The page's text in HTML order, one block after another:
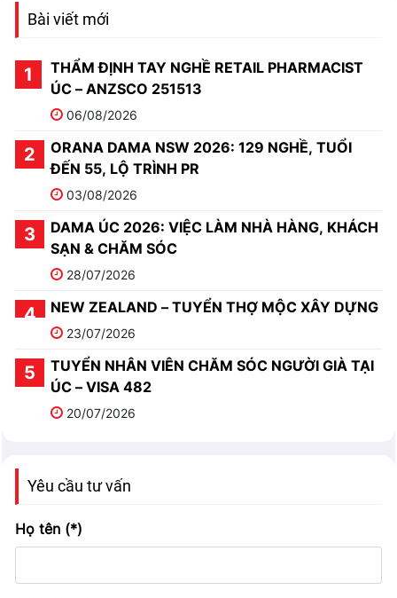
Bài viết mới
THẨM ĐỊNH TAY NGHỀ RETAIL PHARMACIST
ÚC – ANZSCO 251513
06/08/2026
ORANA DAMA NSW 2026: 129 NGHỀ, TUỔI
ĐẾN 55, LỘ TRÌNH PR
03/08/2026
DAMA ÚC 2026: VIỆC LÀM NHÀ HÀNG, KHÁCH
SẠN & CHĂM SÓC
28/07/2026
NEW ZEALAND – TUYỂN THỢ MỘC XÂY DỰNG
23/07/2026
TUYỂN NHÂN VIÊN CHĂM SÓC NGƯỜI GIÀ TẠI
ÚC – VISA 482
20/07/2026
Yêu cầu tư vấn
Họ tên (*)